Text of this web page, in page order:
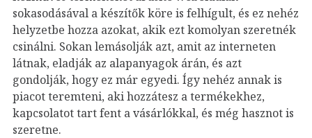
sokasodásával a készítők köre is felhígult, és ez nehéz
helyzetbe hozza azokat, akik ezt komolyan szeretnék
csinálni. Sokan lemásolják azt, amit az interneten
látnak, eladják az alapanyagok árán, és azt
gondolják, hogy ez már egyedi. Így nehéz annak is
piacot teremteni, aki hozzátesz a termékekhez,
kapcsolatot tart fent a vásárlókkal, és még hasznot is
szeretne.